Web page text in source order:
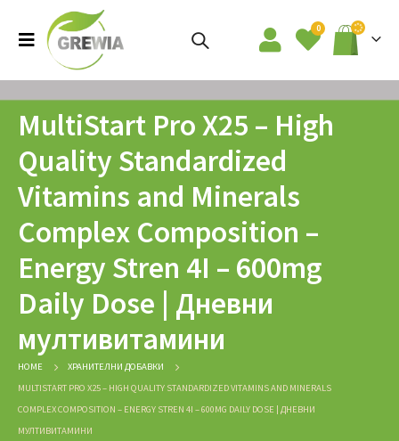
0
MultiStart Pro X25 – High
Quality Standardized
Vitamins and Minerals
Complex Composition –
Energy Stren 4I – 600mg
Daily Dose | Дневни
мултивитамини
HOME
ХРАНИТЕЛНИ ДОБАВКИ
MULTISTART PRO X25 – HIGH QUALITY STANDARDIZED VITAMINS AND MINERALS
COMPLEX COMPOSITION – ENERGY STREN 4I – 600MG DAILY DOSE | ДНЕВНИ
МУЛТИВИТАМИНИ